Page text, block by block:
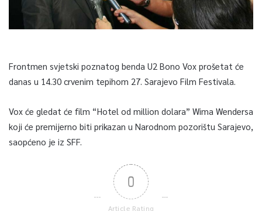
Frontmen svjetski poznatog benda U2 Bono Vox prošetat će
danas u 14.30 crvenim tepihom 27. Sarajevo Film Festivala.
Vox će gledat će film “Hotel od million dolara” Wima Wendersa
koji će premijerno biti prikazan u Narodnom pozorištu Sarajevo,
saopćeno je iz SFF.
0
Article Rating